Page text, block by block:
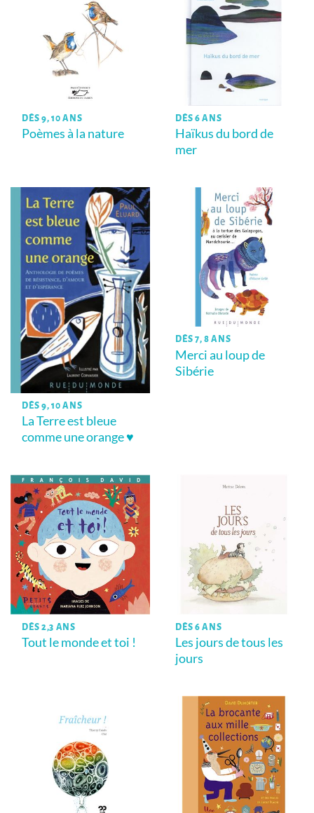
DÈS 9, 10 ANS
Poèmes à la nature
DÈS 6 ANS
Haïkus du bord de
mer
DÈS 9, 10 ANS
La Terre est bleue
comme une orange ♥
DÈS 7, 8 ANS
Merci au loup de
Sibérie
DÈS 2,3 ANS
Tout le monde et toi !
DÈS 6 ANS
Les jours de tous les
jours